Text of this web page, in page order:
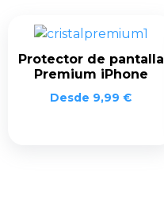
Protector de pantalla
Premium iPhone
Desde 9,99 €